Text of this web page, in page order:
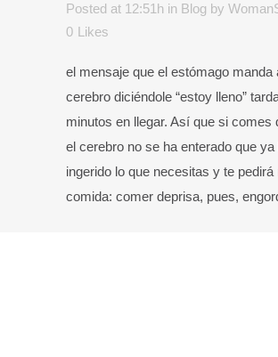
Posted at 12:51h in Blog by
0 Likes
el mensaje que el estómago manda
cerebro diciéndole “estoy lleno”
minutos en llegar. Así que si comes
el cerebro no se ha enterado que ya
ingerido lo que necesitas y te pedirá
comida: comer deprisa, pues,